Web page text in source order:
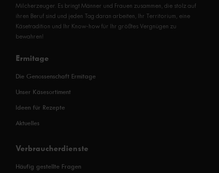
Milcherzeuger. Es bringt Männer und Frauen zusammen, die stolz auf
ihren Beruf sind und jeden Tag daran arbeiten, Ihr Territorium, eine
Käsetradition und Ihr Know-how für Ihr größtes Vergnügen zu
bewahren!
Ermitage
Die Genossenschaft Ermitage
Unser Käsesortiment
Ideen für Rezepte
Aktuelles
Verbraucherdienste
Häufig gestellte Fragen